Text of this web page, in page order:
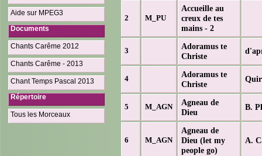
Aide sur MPEG3
Documents
Chants Carême 2012
Chants Carême - 2013
Chant Temps Pascal 2013
Répertoire
Tous les Morceaux
2 M_PU
Accueille au
creux de tes
mains - 2
3
Adoramus te
Christe
4
Adoramus te
Christe
5 M_AGN
Agneau de
Dieu
B.
6 M_AGN
Agneau de
Dieu (let my
people go)
A.